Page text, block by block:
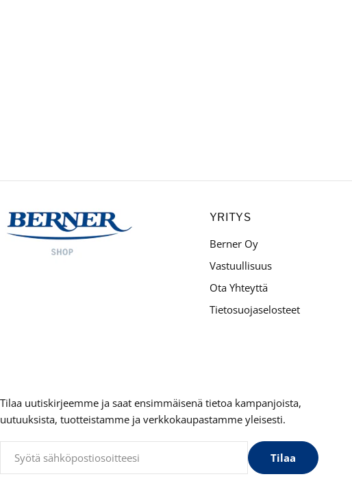
YRITYS
Berner Oy
Vastuullisuus
Ota Yhteyttä
Tietosuojaselosteet
Tilaa uutiskirjeemme ja saat ensimmäisenä tietoa kampanjoista,
uutuuksista, tuotteistamme ja verkkokaupastamme yleisesti.
Tilaa